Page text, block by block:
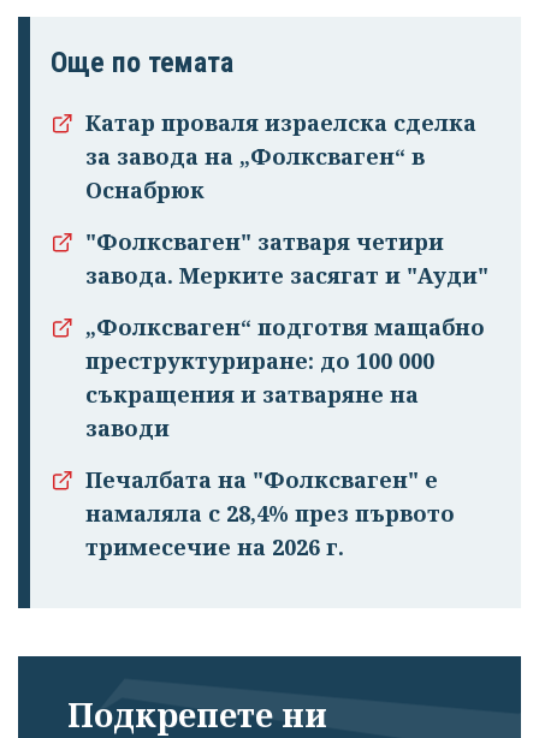
Успешно
излязохте от
профила си!
Още по темата
Катар проваля израелска сделка
за завода на „Фолксваген“ в
Оснабрюк
"Фолксваген" затваря четири
завода. Мерките засягат и "Ауди"
„Фолксваген“ подготвя мащабно
преструктуриране: до 100 000
съкращения и затваряне на
заводи
Печалбата на "Фолксваген" е
намаляла с 28,4% през първото
тримесечие на 2026 г.
Подкрепете ни